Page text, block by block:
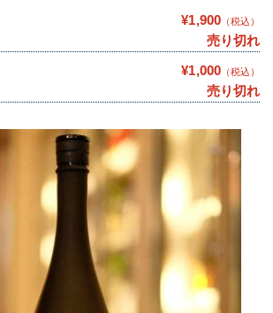
¥1,900 （税込）
売り切れ
¥1,000 （税込）
売り切れ